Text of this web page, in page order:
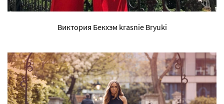
Виктория Бекхэм krasnie Bryuki